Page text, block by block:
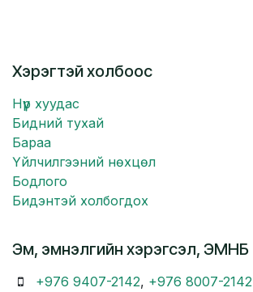
Хэрэгтэй холбоос
Нүүр хуудас
Бидний тухай
Бараа
Үйлчилгээний нөхцөл
Бодлого
Бидэнтэй холбогдох
Эм, эмнэлгийн хэрэгсэл, ЭМНБ
+976 9407-2142, +976 8007-2142